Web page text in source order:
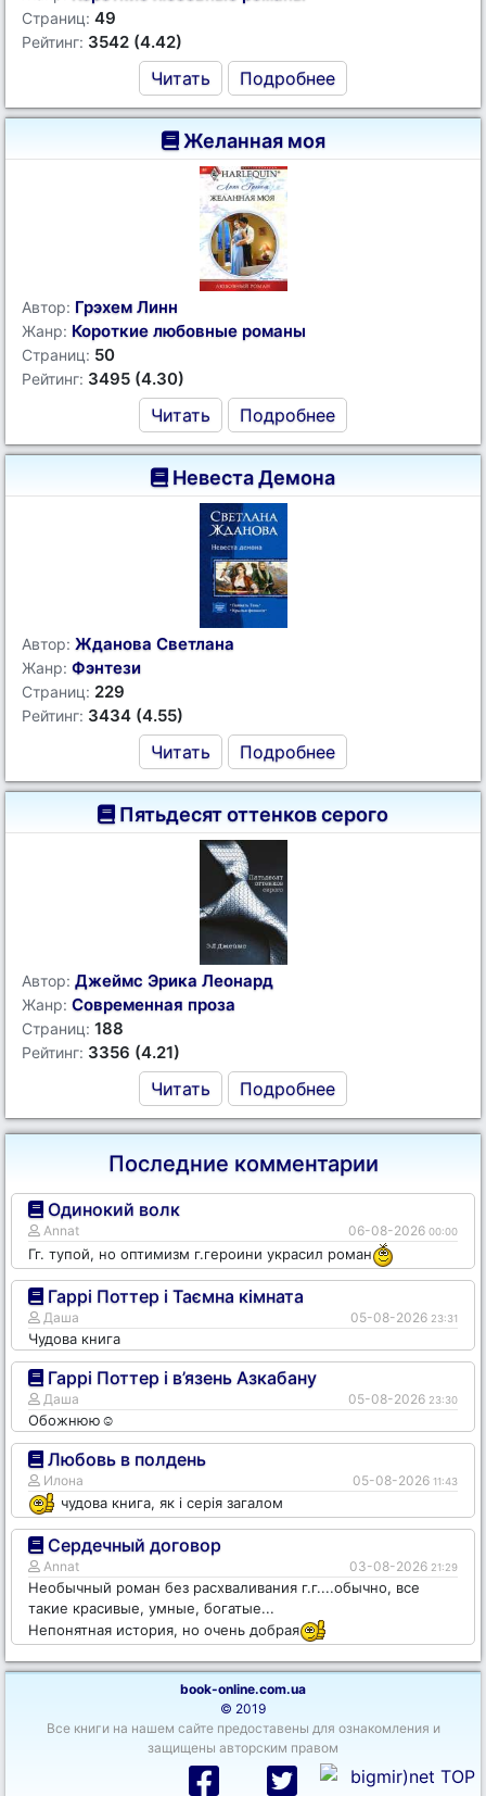
Страниц: 49
Рейтинг: 3542 (4.42)
Читать Подробнее
Желанная моя
Автор: Грэхем Линн
Жанр: Короткие любовные романы
Страниц: 50
Рейтинг: 3495 (4.30)
Читать Подробнее
Невеста Демона
Автор: Жданова Светлана
Жанр: Фэнтези
Страниц: 229
Рейтинг: 3434 (4.55)
Читать Подробнее
Пятьдесят оттенков серого
Автор: Джеймс Эрика Леонард
Жанр: Современная проза
Страниц: 188
Рейтинг: 3356 (4.21)
Читать Подробнее
Последние комментарии
Одинокий волк
Annat 06-08-2026 00:00
Гг. тупой, но оптимизм г.героини украсил роман
Гаррі Поттер і Таємна кімната
Даша 05-08-2026 23:31
Чудова книга
Гаррі Поттер і в’язень Азкабану
Даша 05-08-2026 23:30
Обожнюю☺️
Любовь в полдень
Илона 05-08-2026 11:43
чудова книга, як і серія загалом
Сердечный договор
Annat 03-08-2026 21:29
Необычный роман без расхваливания г.г....обычно, все
такие красивые, умные, богатые...
Непонятная история, но очень добрая
book-online.com.ua
© 2019
Все книги на нашем сайте предоставены для ознакомления и
защищены авторским правом